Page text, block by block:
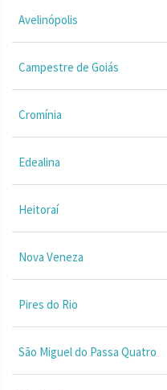
Avelinópolis
Campestre de Goiás
Cromínia
Edealina
Heitoraí
Nova Veneza
Pires do Rio
São Miguel do Passa Quatro